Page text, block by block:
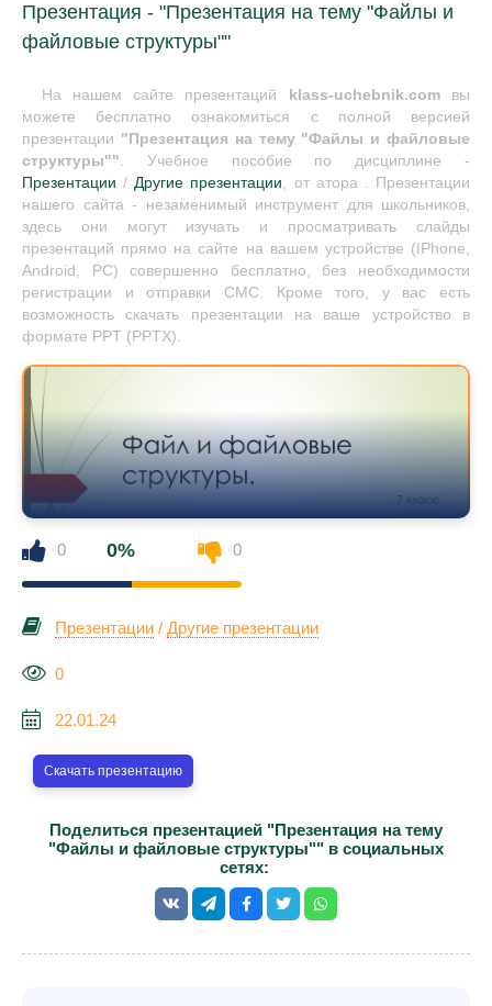
Презентация - "Презентация на тему "Файлы и
файловые структуры""
На нашем сайте презентаций klass-uchebnik.comвы
можете бесплатно ознакомиться с полной версией
презентации "Презентация на тему "Файлы и файловые
структуры"". Учебное пособие по дисциплине -
Презентации /Другие презентации, от атора . Презентации
нашего сайта - незаменимый инструмент для школьников,
здесь они могут изучать и просматривать слайды
презентаций прямо на сайте на вашем устройстве (IPhone,
Android, PC) совершенно бесплатно, без необходимости
регистрации и отправки СМС. Кроме того, у вас есть
возможность скачать презентации на ваше устройство в
формате PPT (PPTX).
0 0% 0
Презентации / Другие презентации
0
22.01.24
Скачать презентацию
Поделиться презентацией "Презентация на тему
"Файлы и файловые структуры"" в социальных
сетях: